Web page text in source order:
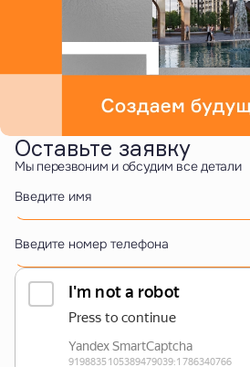
Оставьте заявку
Мы перезвоним и обсудим все детали
Введите имя
Введите номер телефона